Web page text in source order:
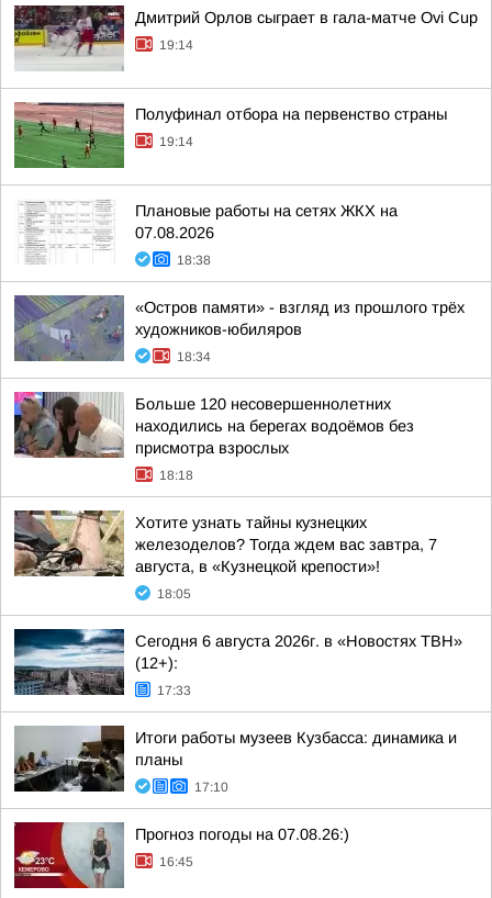
Дмитрий Орлов сыграет в гала-матче Ovi Cup
19:14
Полуфинал отбора на первенство страны
19:14
Плановые работы на сетях ЖКХ на
07.08.2026
18:38
«Остров памяти» - взгляд из прошлого трёх
художников-юбиляров
18:34
Больше 120 несовершеннолетних
находились на берегах водоёмов без
присмотра взрослых
18:18
Хотите узнать тайны кузнецких
железоделов? Тогда ждем вас завтра, 7
августа, в «Кузнецкой крепости»!
18:05
Сегодня 6 августа 2026г. в «Новостях ТВН»
(12+):
17:33
Итоги работы музеев Кузбасса: динамика и
планы
17:10
Прогноз погоды на 07.08.26:)
16:45